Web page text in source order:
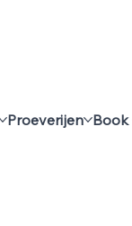
Proeverijen Book